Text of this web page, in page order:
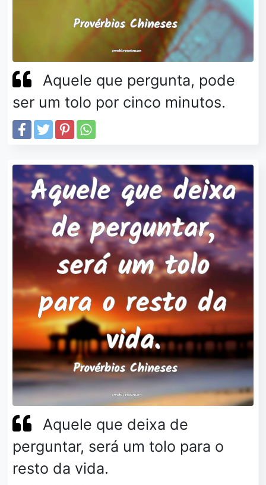
Aquele que pergunta, pode
ser um tolo por cinco minutos.
Aquele que deixa de
perguntar, será um tolo para o
resto da vida.